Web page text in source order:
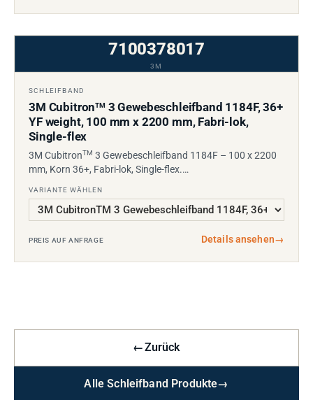
7100378017
3M
SCHLEIFBAND
3M CubitronTM3 Gewebeschleifband 1184F, 36+
YF weight, 100 mm x 2200 mm, Fabri-lok,
Single-flex
3M CubitronTM 3 Gewebeschleifband 1184F – 100 x 2200
mm, Korn 36+, Fabri-lok, Single-flex.…
VARIANTE WÄHLEN
PREIS AUF ANFRAGE Details ansehen→
←Zurück
Alle Schleifband Produkte→